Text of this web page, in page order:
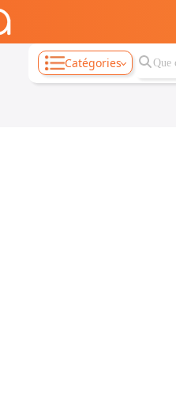
Catégories